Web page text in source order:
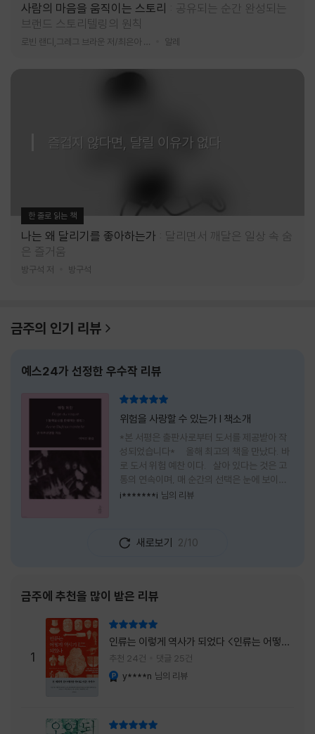
사람의 마음을 움직이는 스토리
공유되는 순간 완성되는
브랜드 스토리텔링의 원칙
알레
즐겁지 않다면, 달릴 이유가 없다
한 줄로 읽는 책
나는 왜 달리기를 좋아하는가
달리면서 깨달은 일상 속 숨
은 즐거움
방구석 저 방구석
금주의 인기 리뷰
예스24가 선정한 우수작 리뷰
위험을 사랑할 수 있는가 l 책소개
*본 서평은 출판사로부터 도서를 제공받아 작
성되었습니다* 올해 최고의 책을 만났다. 바
로 도서 위험 예찬 이다. 살아 있다는 것은 고
통의 연속이며, 매 순간의 선택은 눈에 보이지
않는 위험을 감수해야 한다는 것을 의미한다.
도전하고 미지의 세계로 발을 내딛기란 결코 쉬
운 일이 아니다. 그러나 이 책을 읽다 보면 그 마
내가 진실로 원했던 방향을 향해 움직이고 있을
지도 모른다. 위험은 두려움의 대상이 아니라,
내가 진짜 원하는 삶으로 향하는 문 앞에 늘 함
께 서 있기 때문이다. 이 책은 프랑스의 철학
자이자 정신분석가인 안 뒤푸르망
i*******i 님의 리뷰
새로보기 2/10
금주에 추천을 많이 받은 리뷰
1
인류는 이렇게 역사가 되었다 <인류는 어떻게
역사가 되었나>
추천 24건 댓글 25건
y****n 님의 리뷰